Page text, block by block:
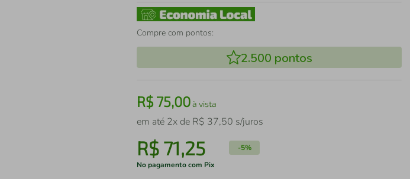
Compre com pontos:
2.500 pontos
R$75,00à vista
em até 2x de R$ 37,50 s/juros
R$ 71,25 -5%
No pagamento com Pix